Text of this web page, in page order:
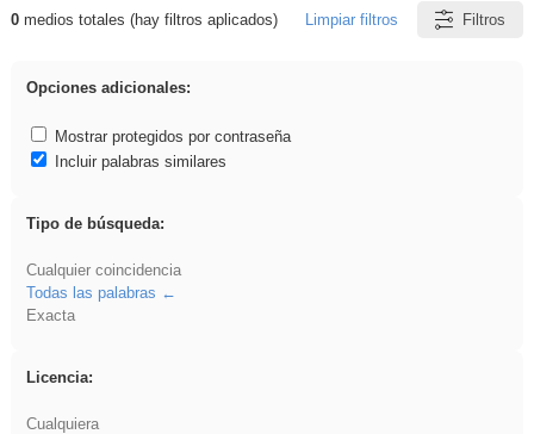
Resultados de: acanalado
0medios totales (hay filtros aplicados) Limpiar filtros Filtros
Opciones adicionales:
Mostrar protegidos por contraseña
Incluir palabras similares
Tipo de búsqueda:
Cualquier coincidencia
Todas las palabras
Exacta
Licencia:
Cualquiera